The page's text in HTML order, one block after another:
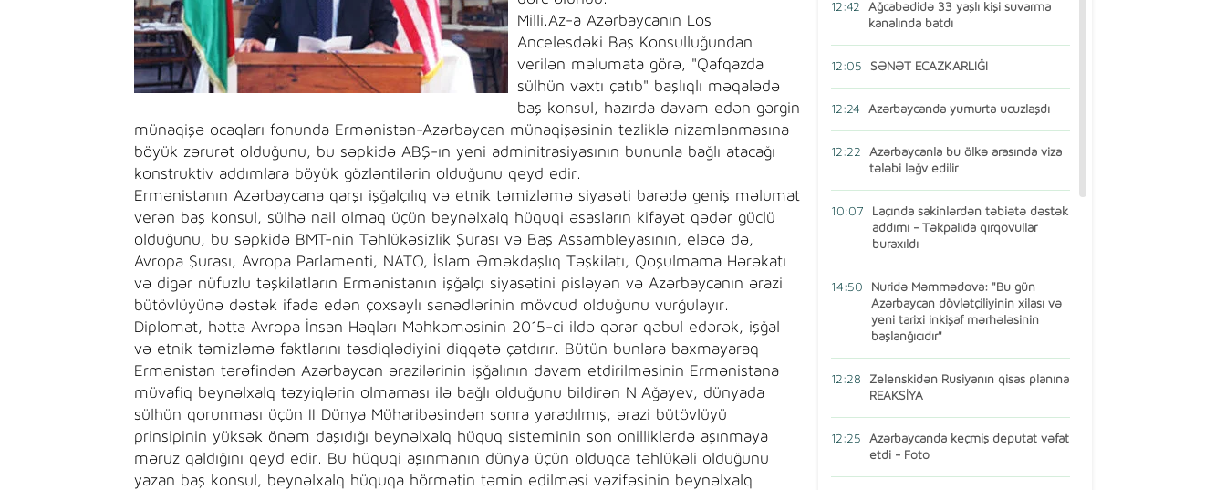
Milli.Az-a Azərbaycanın Los
Ancelesdəki Baş Konsulluğundan
verilən məlumata görə, "Qafqazda
sülhün vaxtı çatıb" başlıqlı məqalədə
baş konsul, hazırda davam edən gərgin
münaqişə ocaqları fonunda Ermənistan-Azərbaycan münaqişəsinin tezliklə nizamlanmasına
böyük zərurət olduğunu, bu səpkidə ABŞ-ın yeni adminitrasiyasının bununla bağlı atacağı
konstruktiv addımlara böyük gözləntilərin olduğunu qeyd edir.
Ermənistanın Azərbaycana qarşı işğalçılıq və etnik təmizləmə siyasəti barədə geniş məlumat
verən baş konsul, sülhə nail olmaq üçün beynəlxalq hüquqi əsasların kifayət qədər güclü
olduğunu, bu səpkidə BMT-nin Təhlükəsizlik Şurası və Baş Assambleyasının, eləcə də,
Avropa Şurası, Avropa Parlamenti, NATO, İslam Əməkdaşlıq Təşkilatı, Qoşulmama Hərəkatı
və digər nüfuzlu təşkilatların Ermənistanın işğalçı siyasətini pisləyən və Azərbaycanın ərazi
bütövlüyünə dəstək ifadə edən çoxsaylı sənədlərinin mövcud olduğunu vurğulayır.
Diplomat, hətta Avropa İnsan Haqları Məhkəməsinin 2015-ci ildə qərar qəbul edərək, işğal
və etnik təmizləmə faktlarını təsdiqlədiyini diqqətə çatdırır. Bütün bunlara baxmayaraq
Ermənistan tərəfindən Azərbaycan ərazilərinin işğalının davam etdirilməsinin Ermənistana
müvafiq beynəlxalq təzyiqlərin olmaması ilə bağlı olduğunu bildirən N.Ağayev, dünyada
sülhün qorunması üçün II Dünya Müharibəsindən sonra yaradılmış, ərazi bütövlüyü
prinsipinin yüksək önəm daşıdığı beynəlxalq hüquq sisteminin son onilliklərdə aşınmaya
məruz qaldığını qeyd edir. Bu hüquqi aşınmanın dünya üçün olduqca təhlükəli olduğunu
yazan baş konsul, beynəlxalq hüquqa hörmətin təmin edilməsi vəzifəsinin beynəlxalq
12:42
Ağcabədidə 33 yaşlı kişi suvarma
kanalında batdı
12:05 SƏNƏT ECAZKARLIĞI
12:24 Azərbaycanda yumurta ucuzlaşdı
12:22
Azərbaycanla bu ölkə arasında viza
tələbi ləğv edilir
10:07
Laçında sakinlərdən təbiətə dəstək
addımı - Təkpalıda qırqovullar
buraxıldı
14:50
Nuridə Məmmədova: "Bu gün
Azərbaycan dövlətçiliyinin xilası və
yeni tarixi inkişaf mərhələsinin
başlanğıcıdır"
12:28
Zelenskidən Rusiyanın qisas planına
REAKSİYA
12:25
Azərbaycanda keçmiş deputat vəfat
etdi - Foto